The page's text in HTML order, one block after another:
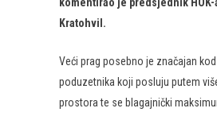
Kratohvil.
Veći prag posebno je značajan
poduzetnika koji posluju putem
prostora te se blagajnički